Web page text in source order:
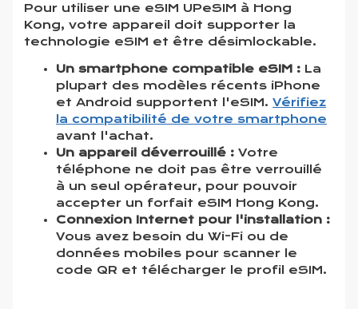
Pour utiliser une eSIM UPeSIM à Hong
Kong, votre appareil doit supporter la
technologie eSIM et être désimlockable.
Un smartphone compatible eSIM : La
plupart des modèles récents iPhone
et Android supportent l'eSIM. Vérifiez
la compatibilité de votre smartphone
avant l'achat.
Un appareil déverrouillé : Votre
téléphone ne doit pas être verrouillé
à un seul opérateur, pour pouvoir
accepter un forfait eSIM Hong Kong.
Connexion Internet pour l'installation :
Vous avez besoin du Wi-Fi ou de
données mobiles pour scanner le
code QR et télécharger le profil eSIM.